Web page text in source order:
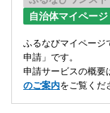
自治体マイページ
ふるなびマイページ
申請」です。
申請サービスの概要
のご案内をご覧くだ